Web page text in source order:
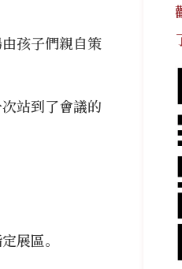
孩子們親自策
站到了會議的
展區。